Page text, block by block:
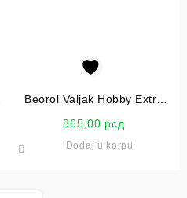
Beorol Valjak Hobby Extra
865,00 рсд
Dodaj u korpu